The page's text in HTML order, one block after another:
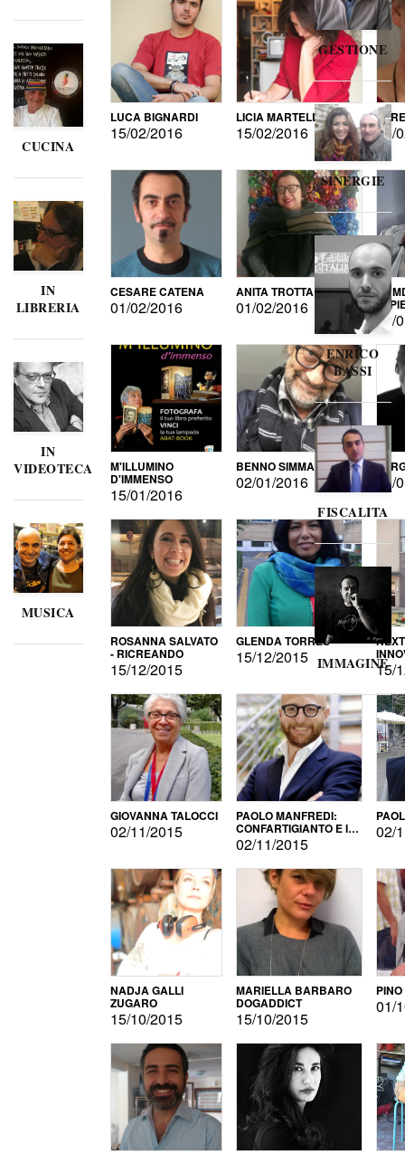
CUCINA
IN
LIBRERIA
IN
VIDEOTECA
MUSICA
LUCA BIGNARDI
15/02/2016
LICIA MARTELLI
15/02/2016 15/
CESARE CATENA
01/02/2016
ANITA TROTTA
01/02/2016 DI
15/
M'ILLUMINO
D'IMMENSO
15/01/2016
BENNO SIMMA
02/01/2016
ROSANNA SALVATO
- RICREANDO
15/12/2015
GLENDA TORRES
15/12/2015
15/
GIOVANNA TALOCCI
02/11/2015
PAOLO MANFREDI:
CONFARTIGIANTO E IL
SONDAGGIO
02/11/2015
02/
NADJA GALLI
ZUGARO
15/10/2015
MARIELLA BARBARO
DOGADDICT
15/10/2015
01/
GESTIONE
SINERGIE
ENRICO
BASSI
FISCALITA
IMMAGINE